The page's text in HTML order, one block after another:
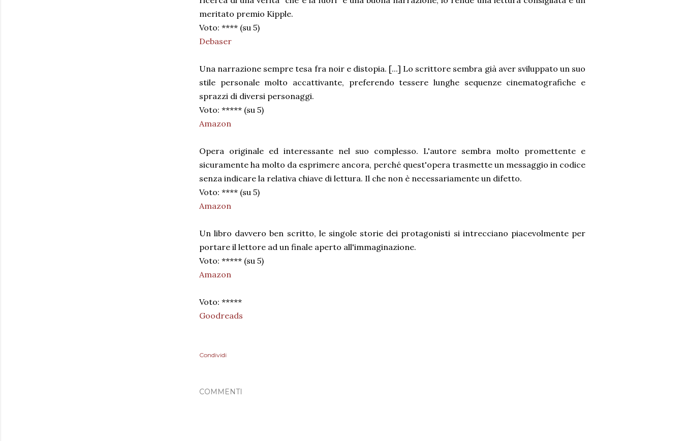
meritato premio Kipple.
Voto: **** (su 5)
Debaser
Una narrazione sempre tesa fra noir e distopia. [...] Lo scrittore sembra già aver sviluppato un suo
stile personale molto accattivante, preferendo tessere lunghe sequenze cinematografiche e
sprazzi di diversi personaggi.
Voto: ***** (su 5)
Amazon
Opera originale ed interessante nel suo complesso. L'autore sembra molto promettente e
sicuramente ha molto da esprimere ancora, perché quest'opera trasmette un messaggio in codice
senza indicare la relativa chiave di lettura. Il che non è necessariamente un difetto.
Voto: **** (su 5)
Amazon
Un libro davvero ben scritto, le singole storie dei protagonisti si intrecciano piacevolmente per
portare il lettore ad un finale aperto all'immaginazione.
Voto: ***** (su 5)
Amazon
Voto: *****
Goodreads
Condividi
COMMENTI